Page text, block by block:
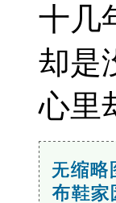
十几
却是
心里